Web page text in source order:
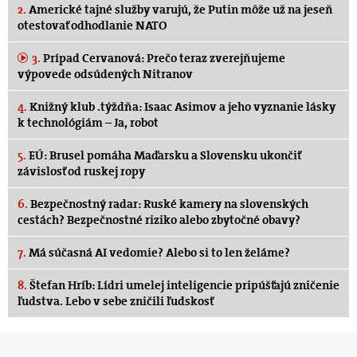
2. Americké tajné služby varujú, že Putin môže už na jeseň
otestovať odhodlanie NATO
3. Prípad Cervanová: Prečo teraz zverejňujeme
výpovede odsúdených Nitranov
4. Knižný klub .týždňa: Isaac Asimov a jeho vyznanie lásky
k technológiám – Ja, robot
5. EÚ: Brusel pomáha Maďarsku a Slovensku ukončiť
závislosť od ruskej ropy
6. Bezpečnostný radar: Ruské kamery na slovenských
cestách? Bezpečnostné riziko alebo zbytočné obavy?
7. Má súčasná AI vedomie? Alebo si to len želáme?
8. Štefan Hríb: Lídri umelej inteligencie pripúšťajú zničenie
ľudstva. Lebo v sebe zničili ľudskosť